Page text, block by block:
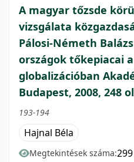
A magyar tőzsde
vizsgálata
Pálosi-Németh
országok tőkepiacai
globalizációban
Budapest, 2008, 248
193-194
Hajnal Béla
Megtekintések száma:299